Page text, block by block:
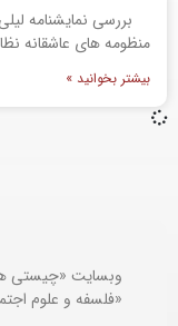
بررسی نمایشنامه
منظومه های عاشقانه
بیشتر بخوانید »
وبسایت «چیستی
«فلسفه و علوم